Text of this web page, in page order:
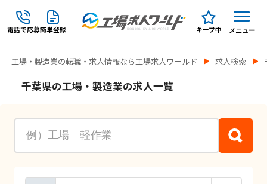
電話で応募簡単登録 キープ中 メニュー
工場・製造業の転職・求人情報なら工場求人ワールド 求人検索
千葉県の工場・製造業の求人一覧